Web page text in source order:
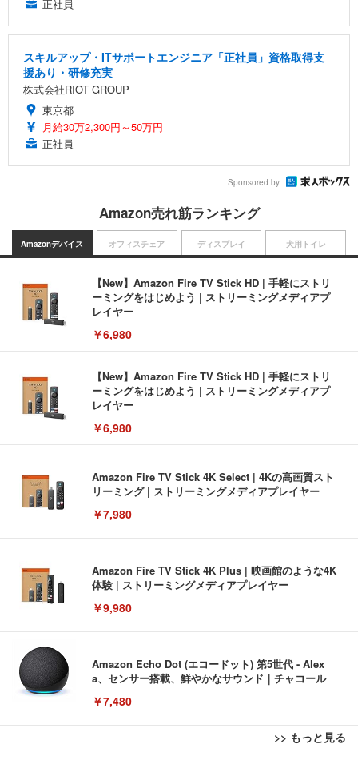
正社員
スキルアップ・ITサポートエンジニア「正社員」資格取得支
援あり・研修充実
株式会社RIOT GROUP
東京都
月給30万2,300円～50万円
正社員
Sponsored by
Amazon売れ筋ランキング
Amazonデバイス
【New】Amazon Fire TV Stick HD | 手軽にストリ
ーミングをはじめよう | ストリーミングメディアプ
レイヤー
￥6,980
【New】Amazon Fire TV Stick HD | 手軽にストリ
ーミングをはじめよう | ストリーミングメディアプ
レイヤー
￥6,980
Amazon Fire TV Stick 4K Select | 4Kの高画質スト
リーミング | ストリーミングメディアプレイヤー
￥7,980
Amazon Fire TV Stick 4K Plus | 映画館のような4K
体験 | ストリーミングメディアプレイヤー
￥9,980
Amazon Echo Dot (エコードット) 第5世代 - Alex
a、センサー搭載、鮮やかなサウンド｜チャコール
￥7,480
>> もっと見る
オフィスチェア ディスプレイ 犬用トイレ